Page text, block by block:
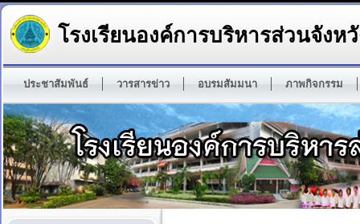
โรงเรียนองค์การบริหารส่วนจัง
ประชาสัมพันธ์ วารสารข่าว อบรมสัมมนา ภาพกิจกรรม